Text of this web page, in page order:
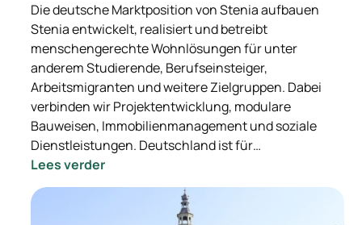
Die deutsche Marktposition von Stenia aufbauen
Stenia entwickelt, realisiert und betreibt
menschengerechte Wohnlösungen für unter
anderem Studierende, Berufseinsteiger,
Arbeitsmigranten und weitere Zielgruppen. Dabei
verbinden wir Projektentwicklung, modulare
Bauweisen, Immobilienmanagement und soziale
Dienstleistungen. Deutschland ist für…
Lees verder:
Business
Development